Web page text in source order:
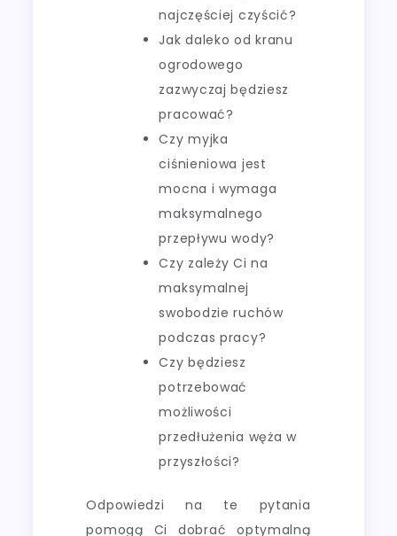
najczęściej czyścić?
Jak daleko od kranu
ogrodowego
zazwyczaj będziesz
pracować?
Czy myjka
ciśnieniowa jest
mocna i wymaga
maksymalnego
przepływu wody?
Czy zależy Ci na
maksymalnej
swobodzie ruchów
podczas pracy?
Czy będziesz
potrzebować
możliwości
przedłużenia węża w
przyszłości?
Odpowiedzi na te pytania
pomogą Ci dobrać optymalną